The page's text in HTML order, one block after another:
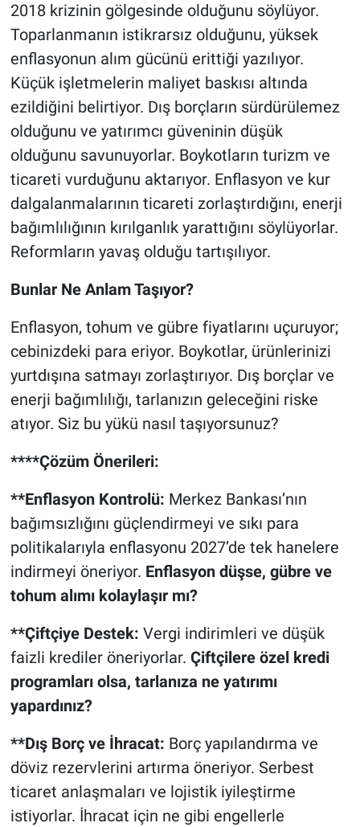
2018 krizinin gölgesinde olduğunu söylüyor.
Toparlanmanın istikrarsız olduğunu, yüksek
enflasyonun alım gücünü erittiği yazılıyor.
Küçük işletmelerin maliyet baskısı altında
ezildiğini belirtiyor. Dış borçların sürdürülemez
olduğunu ve yatırımcı güveninin düşük
olduğunu savunuyorlar. Boykotların turizm ve
ticareti vurduğunu aktarıyor. Enflasyon ve kur
dalgalanmalarının ticareti zorlaştırdığını, enerji
bağımlılığının kırılganlık yarattığını söylüyorlar.
Reformların yavaş olduğu tartışılıyor.
Bunlar Ne Anlam Taşıyor?
Enflasyon, tohum ve gübre fiyatlarını uçuruyor;
cebinizdeki para eriyor. Boykotlar, ürünlerinizi
yurtdışına satmayı zorlaştırıyor. Dış borçlar ve
enerji bağımlılığı, tarlanızın geleceğini riske
atıyor. Siz bu yükü nasıl taşıyorsunuz?
****Çözüm Önerileri:
**Enflasyon Kontrolü: Merkez Bankası’nın
bağımsızlığını güçlendirmeyi ve sıkı para
politikalarıyla enflasyonu 2027’de tek hanelere
indirmeyi öneriyor. Enflasyon düşse, gübre ve
tohum alımı kolaylaşır mı?
**Çiftçiye Destek: Vergi indirimleri ve düşük
faizli krediler öneriyorlar. Çiftçilere özel kredi
programları olsa, tarlanıza ne yatırımı
yapardınız?
**Dış Borç ve İhracat: Borç yapılandırma ve
döviz rezervlerini artırma öneriyor. Serbest
ticaret anlaşmaları ve lojistik iyileştirme
istiyorlar. İhracat için ne gibi engellerle